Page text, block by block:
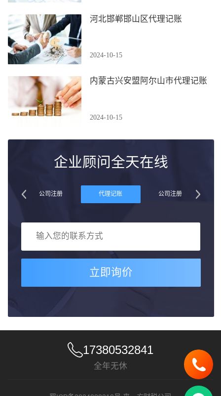
河北邯郸邯山区代理记账
2024-10-15
内蒙古兴安盟阿尔山市代理记账
2024-10-15
企业顾问全天在线
公司注册 代理记账 公司注册
立即询价
17380532841
全年无休